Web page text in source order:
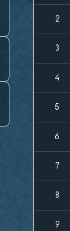
2
3
4
5
6
7
8
9